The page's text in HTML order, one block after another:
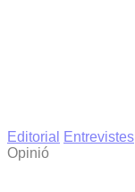
Editorial
Entrevistes
Opinió